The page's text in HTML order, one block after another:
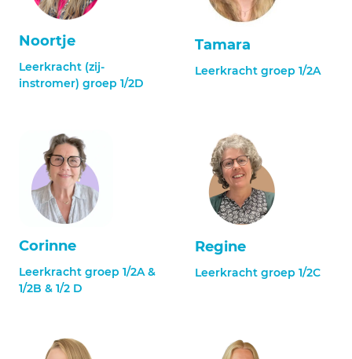
Noortje
Leerkracht (zij-
instromer) groep 1/2D
Tamara
Leerkracht groep 1/2A
Corinne
Leerkracht groep 1/2A &
1/2B & 1/2 D
Regine
Leerkracht groep 1/2C